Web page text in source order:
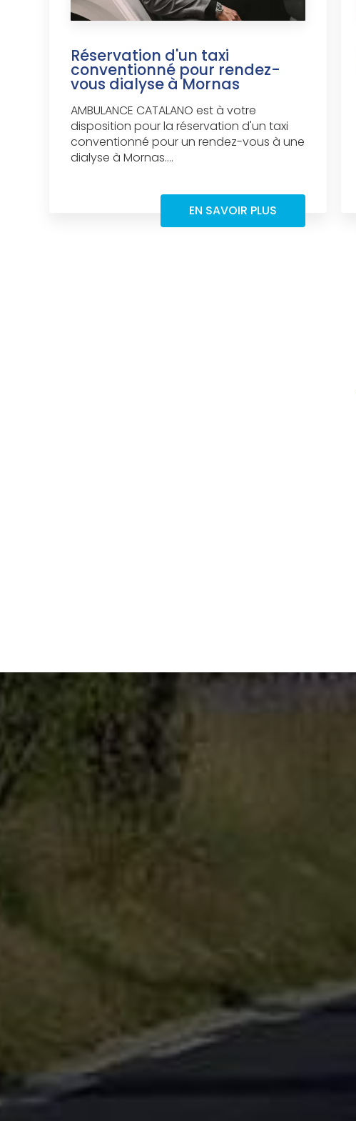
Réservation d'un taxi
conventionné pour rendez-
vous dialyse à Mornas
AMBULANCE CATALANO est à votre
disposition pour la réservation d'un taxi
conventionné pour un rendez-vous à une
dialyse à Mornas....
EN SAVOIR PLUS